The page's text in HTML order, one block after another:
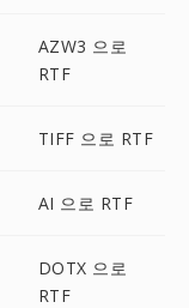
AZW3 으로
RTF
TIFF 으로 RTF
AI 으로 RTF
DOTX 으로
RTF